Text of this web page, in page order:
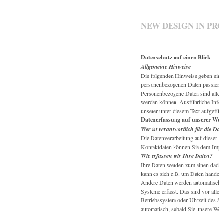
NEW DESIGN IN
Datenschutz auf einen Blick
Allgemeine Hinweise
Die folgenden Hinweise geben
personenbezogenen Daten
Personenbezogene Daten sind
werden können. Ausführliche
unserer unter diesem Text
Datenerfassung auf unserer
Wer ist verantwortlich für die
Die Datenverarbeitung auf
Kontaktdaten können Sie dem
Wie erfassen wir Ihre Daten?
Ihre Daten werden zum einen
kann es sich z.B. um Daten
Andere Daten werden
Systeme erfasst. Das sind vor
Betriebssystem oder Uhrzeit
automatisch, sobald Sie unsere